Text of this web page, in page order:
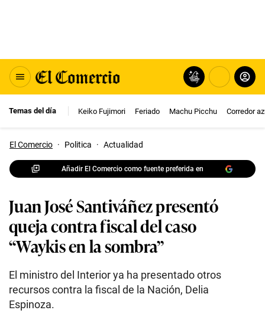
Temas del día Keiko Fujimori Feriado Machu Picchu Corredor
El Comercio · Politica · Actualidad
Añadir El Comercio como fuente preferida en
Juan José Santiváñez presentó
queja contra fiscal del caso
“Waykis en la sombra”
El ministro del Interior ya ha presentado otros
recursos contra la fiscal de la Nación, Delia
Espinoza.